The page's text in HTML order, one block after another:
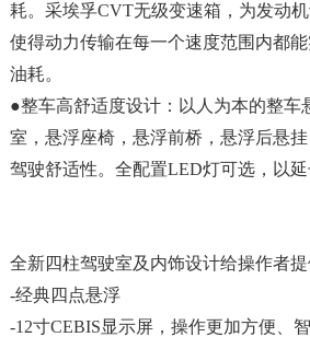
耗。采埃孚CVT无级变速箱，为发动
使得动力传输在每一个速度范围内都
油耗。
●整车高舒适度设计：以人为本的整车
室，悬浮座椅，悬浮前桥，悬浮后悬
驾驶舒适性。全配置LED灯可选，以延
全新四柱驾驶室及内饰设计给操作者
-经典四点悬浮
-12寸CEBIS显示屏，操作更加方便、